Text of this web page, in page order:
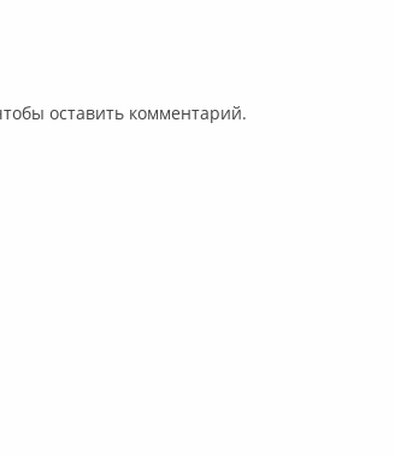
оставить комментарий.